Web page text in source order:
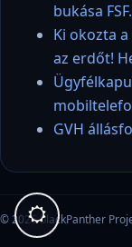
bukása
Ki okozta
az erdőt!
GVH
© 2026 blackPanther